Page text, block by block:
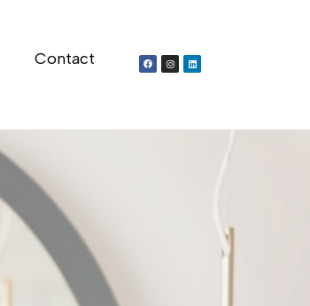
Contact